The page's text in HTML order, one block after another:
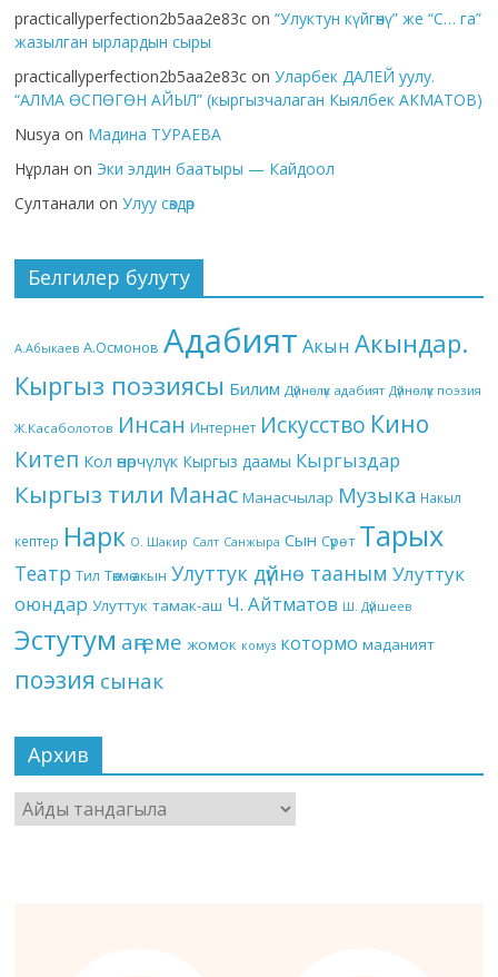
practicallyperfection2b5aa2e83c on“Улуктун күйгөнү” же “С… га”
жазылган ырлардын сыры
practicallyperfection2b5aa2e83c onУларбек ДАЛЕЙ уулу.
“АЛМА ӨСПӨГӨН АЙЫЛ” (кыргызчалаган Кыялбек АКМАТОВ)
Nusya on Мадина ТУРАЕВА
Нұрлан on Эки элдин баатыры — Кайдоол
Султанали onУлуу сөздөр
Белгилер булуту
А.Абыкаев А.Осмонов Адабият Акын Акындар.
Кыргыз поэзиясы Билим Дүйнөлүк адабият Дүйнөлүк поэзия
Ж.Касаболотов Инсан Интернет Искусство Кино
Китеп Кол өнөрчүлүк Кыргыз даамы Кыргыздар
Кыргыз тили Манас Манасчылар Музыка Накыл
кептер Нарк О. Шакир Салт Санжыра Сын Сүрөт Тарых
Театр Тил Төкмө акын Улуттук дүйнө тааным Улуттук
оюндар Улуттук тамак-аш Ч. Айтматов Ш. Дүйшеев
Эстутум аңгеме жомок комуз котормо маданият
поэзия сынак
Архив
Архив